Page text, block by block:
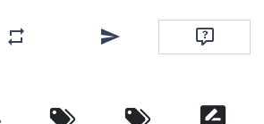
Karşılaştırma listesine ekleArkadaşına e-posta ile
Soru sor